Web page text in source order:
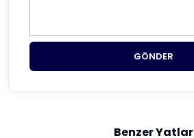
GÖNDER
Benzer Yatlar